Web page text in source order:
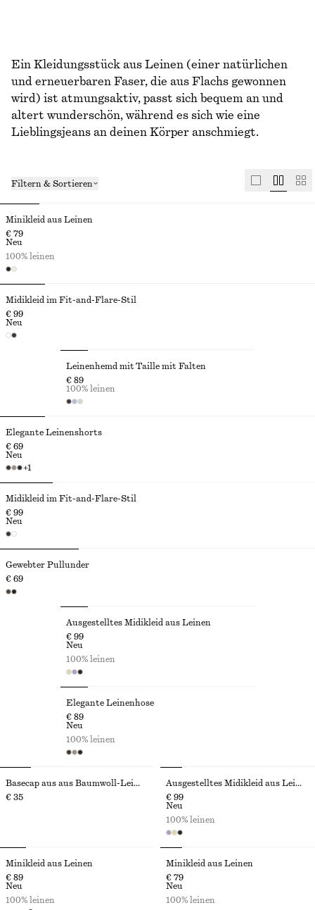
Ein Kleidungsstück aus Leinen (einer natürlichen
und erneuerbaren Faser, die aus Flachs gewonnen
wird) ist atmungsaktiv, passt sich bequem an und
altert wunderschön, während es sich wie eine
Lieblingsjeans an deinen Körper anschmiegt.
Filtern & Sortieren
Minikleid aus Leinen
€ 79
Neu
100% leinen
Midikleid im Fit-and-Flare-Stil
€ 99
Neu
Leinenhemd mit Taille mit Falten
€ 89
100% leinen
Elegante Leinenshorts
€ 69
+1
Neu
Midikleid im Fit-and-Flare-Stil
€ 99
Neu
Gewebter Pullunder
€ 69
Ausgestelltes Midikleid aus Leinen
€ 99
Neu
100% leinen
Elegante Leinenhose
€ 89
Neu
100% leinen
Basecap aus aus Baumwoll-Leinen-Mix
€ 35
Ausgestelltes Midikleid aus Leinen
€ 99
Neu
100% leinen
Minikleid aus Leinen
€ 89
Neu
100% leinen
Minikleid aus Leinen
€ 79
Neu
100% leinen